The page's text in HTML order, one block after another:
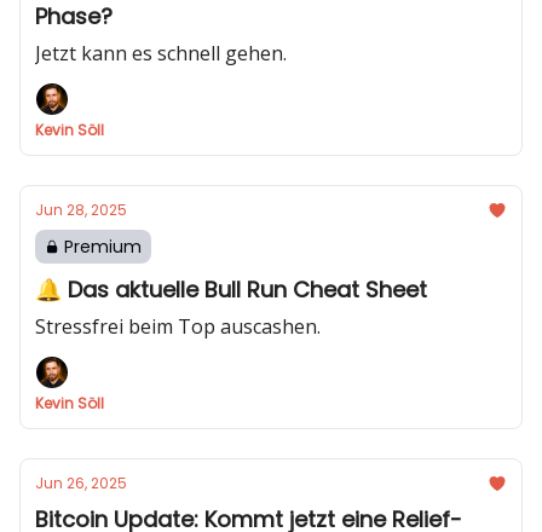
Phase?
Jetzt kann es schnell gehen.
Kevin Söll
Jun 28, 2025
Premium
🔔 Das aktuelle Bull Run Cheat Sheet
Stressfrei beim Top auscashen.
Kevin Söll
Jun 26, 2025
Bitcoin Update: Kommt jetzt eine Relief-